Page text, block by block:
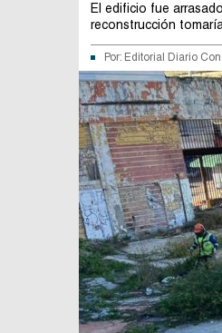
El edificio fue
reconstrucción
Por: Editorial Diario